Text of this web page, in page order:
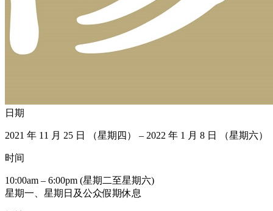
日期
2021 年 11 月 25 日 （星期四） – 2022 年 1 月 8 日 （星期六）
时间
10:00am – 6:00pm (星期二至星期六)
星期一、星期日及公众假期休息